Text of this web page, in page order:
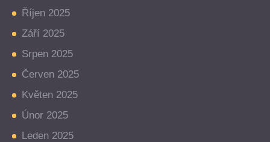
Říjen 2025
Září 2025
Srpen 2025
Červen 2025
Květen 2025
Únor 2025
Leden 2025